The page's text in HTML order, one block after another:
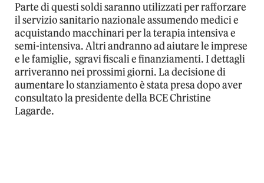
Parte di questi soldi saranno utilizzati per rafforzare
il servizio sanitario nazionale assumendo medici e
acquistando macchinari per la terapia intensiva e
semi-intensiva. Altri andranno ad aiutare le imprese
e le famiglie, sgravi fiscali e finanziamenti. I dettagli
arriveranno nei prossimi giorni. La decisione di
aumentare lo stanziamento è stata presa dopo aver
consultato la presidente della BCE Christine
Lagarde.